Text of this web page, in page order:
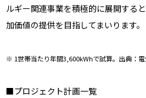
ルギー関連事業を積極的に展開する
加価値の提供を目指してまいります。
※ 1世帯当たり年間3,600kWhで試算。出典：電
■プロジェクト計画一覧